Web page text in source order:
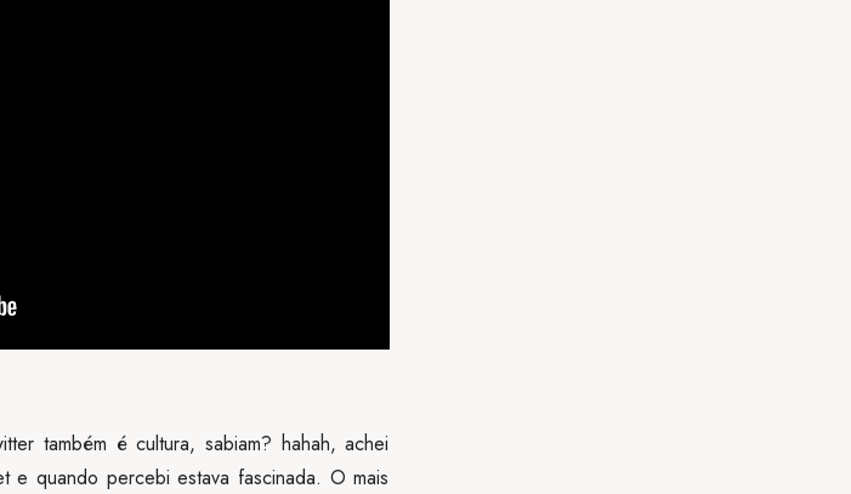
também é cultura, sabiam? hahah, achei
e quando percebi estava fascinada. O mais